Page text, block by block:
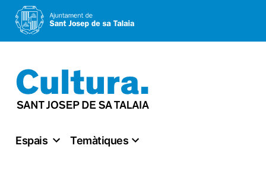
al
contingut
Espais Temàtiques